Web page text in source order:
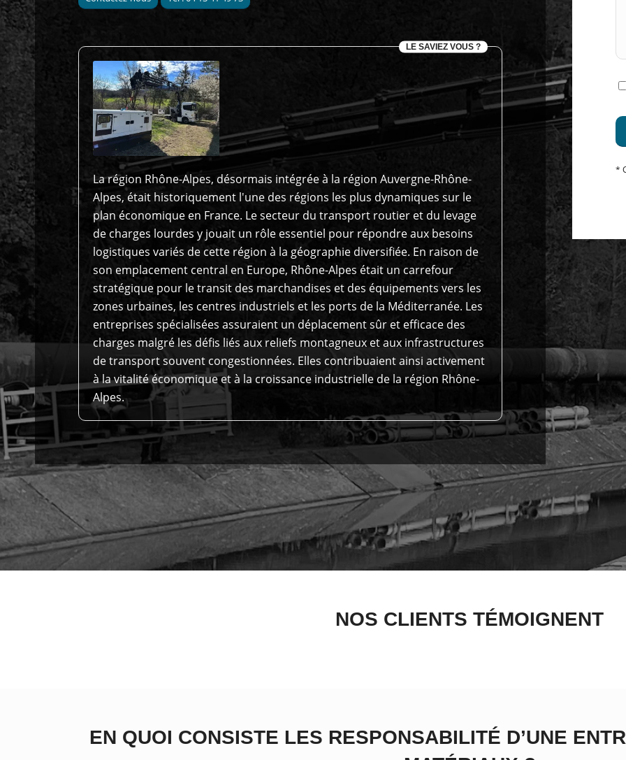
LE SAVIEZ VOUS ?
La région Rhône-Alpes, désormais intégrée à la région Auvergne-Rhône-
Alpes, était historiquement l'une des régions les plus dynamiques sur le
plan économique en France. Le secteur du transport routier et du levage
de charges lourdes y jouait un rôle essentiel pour répondre aux besoins
logistiques variés de cette région à la géographie diversifiée. En raison de
son emplacement central en Europe, Rhône-Alpes était un carrefour
stratégique pour le transit des marchandises et des équipements vers les
zones urbaines, les centres industriels et les ports de la Méditerranée. Les
entreprises spécialisées assuraient un déplacement sûr et efficace des
charges malgré les défis liés aux reliefs montagneux et aux infrastructures
de transport souvent congestionnées. Elles contribuaient ainsi activement
à la vitalité économique et à la croissance industrielle de la région Rhône-
Alpes.
*
NOS CLIENTS TÉMOIGNENT
EN QUOI CONSISTE LES RESPONSABILITÉ D’UNE